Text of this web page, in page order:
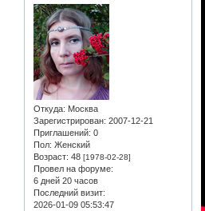
Откуда: Москва
Зарегистрирован: 2007-12-21
Приглашений: 0
Пол: Женский
Возраст: 48 [1978-02-28]
Провел на форуме:
6 дней 20 часов
Последний визит:
2026-01-09 05:53:47